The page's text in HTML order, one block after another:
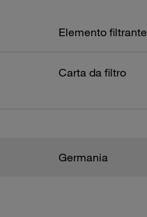
Elemento filtrante
Carta da filtro
Germania